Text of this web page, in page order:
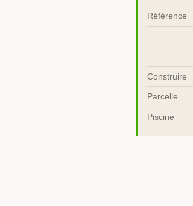
Référence
Construire
Parcelle
Piscine